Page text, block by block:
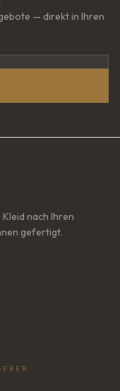
— direkt in Ihren
nach Ihren
gefertigt.